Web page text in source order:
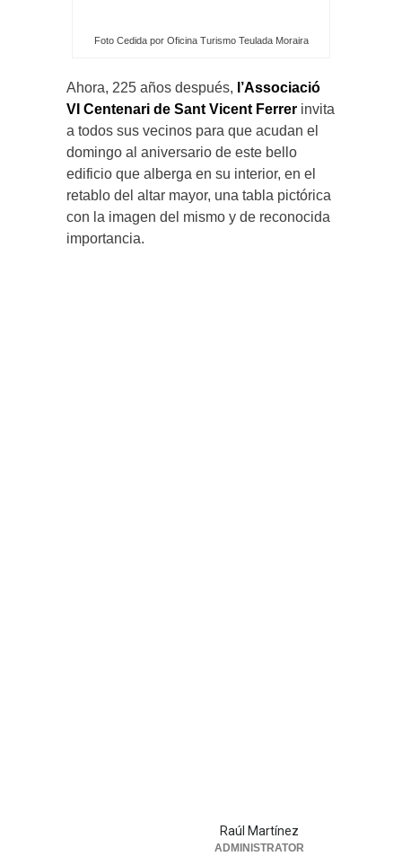
Foto Cedida por Oficina Turismo Teulada Moraira
Ahora, 225 años después, l’Associació
VI Centenari de Sant Vicent Ferrer invita
a todos sus vecinos para que acudan el
domingo al aniversario de este bello
edificio que alberga en su interior, en el
retablo del altar mayor, una tabla pictórica
con la imagen del mismo y de reconocida
importancia.
Raúl Martínez
ADMINISTRATOR